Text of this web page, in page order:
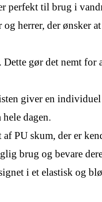
perfekt til brug i
herrer, der ønsker
gør det nemt
giver en
dagen.
PU skum, der er
brug og bevare
i et elastisk og